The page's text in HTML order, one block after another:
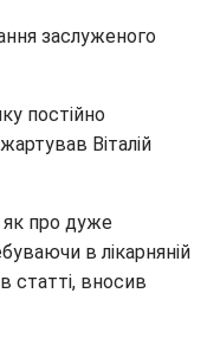
заслуженого
постійно
Віталій
як про дуже
в лікарняній
статті, вносив